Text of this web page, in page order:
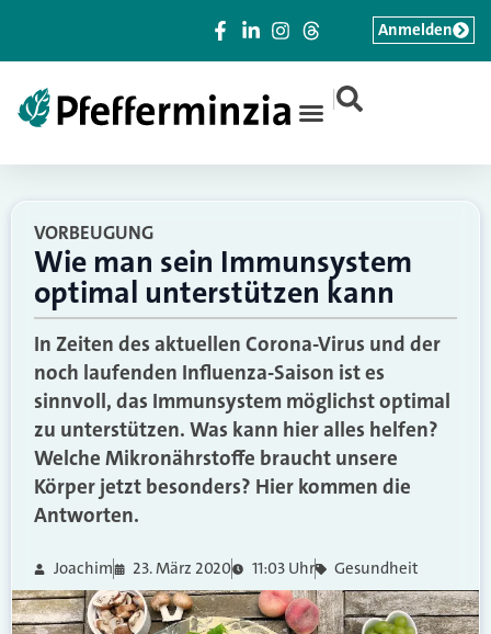
|
Anmelden
VORBEUGUNG
Wie man sein Immunsystem
optimal unterstützen kann
In Zeiten des aktuellen Corona-Virus und der
noch laufenden Influenza-Saison ist es
sinnvoll, das Immunsystem möglichst optimal
zu unterstützen. Was kann hier alles helfen?
Welche Mikronährstoffe braucht unsere
Körper jetzt besonders? Hier kommen die
Antworten.
Joachim 23. März 2020 11:03 Uhr Gesundheit